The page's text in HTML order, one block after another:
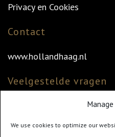
We use cookies to optimize our
Privacy en Cookies
Contact
www.hollandhaag.nl
Veelgestelde vragen
Veelgestelde vragen